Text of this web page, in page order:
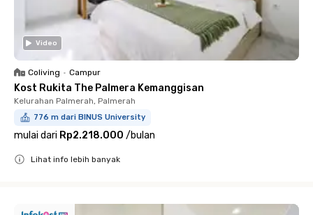
Video
Coliving • Campur
Kost Rukita The Palmera Kemanggisan
Kelurahan Palmerah, Palmerah
776 m dari BINUS University
mulai dari Rp2.218.000 /bulan
Lihat info lebih banyak